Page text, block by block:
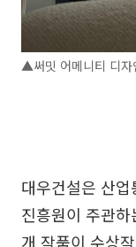
▲써밋 어메니티 디자
대우건설은 산
진흥원이 주관
개 작품이 수상